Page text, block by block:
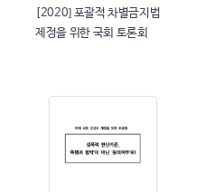
[2020] 포괄적 차별금지법
제정을 위한 국회 토론회